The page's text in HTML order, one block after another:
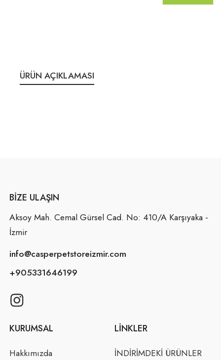
ÜRÜN AÇIKLAMASI
BIZE ULAŞIN
Aksoy Mah. Cemal Gürsel Cad. No: 410/A Karşıyaka -
İzmir
info@casperpetstoreizmir.com
+905331646199
KURUMSAL
Hakkımızda
LINKLER
İNDİRİMDEKİ ÜRÜNLER